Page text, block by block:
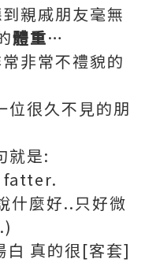
親戚朋友毫無
體重…
非常不禮貌的
位很久不見的朋
就是:
fatter.
什麼好..只好微
白 真的很[客套]